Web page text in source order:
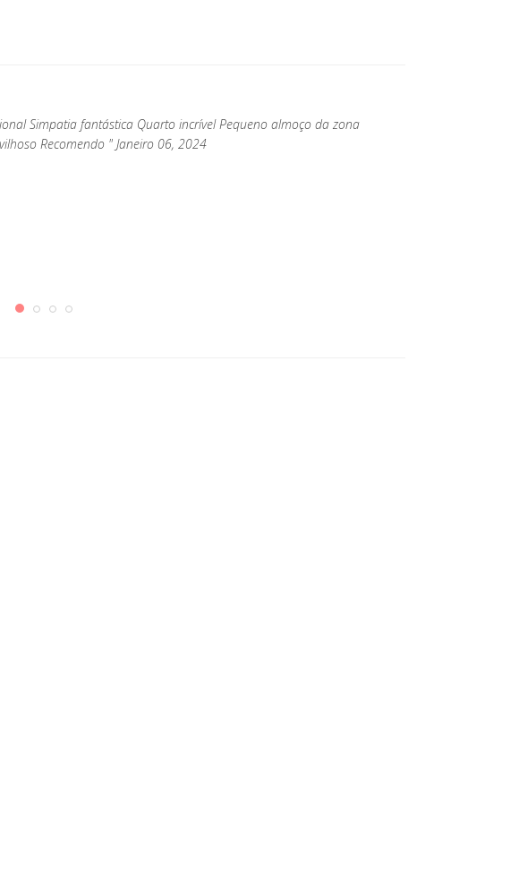
Simpatia fantástica Quarto incrível Pequeno almoço da zona
Recomendo " Janeiro 06, 2024